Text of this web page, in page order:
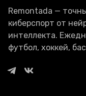
Remontada —
киберспорт от
интеллекта.
футбол, хоккей,